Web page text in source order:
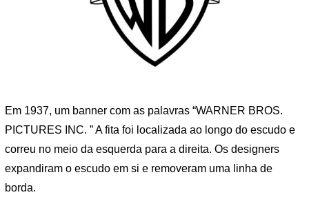
Em 1937, um banner com as palavras “WARNER BROS.
PICTURES INC. ” A fita foi localizada ao longo do escudo e
correu no meio da esquerda para a direita. Os designers
expandiram o escudo em si e removeram uma linha de
borda.